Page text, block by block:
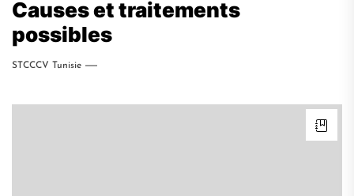
Causes et traitements
possibles
STCCCV Tunisie